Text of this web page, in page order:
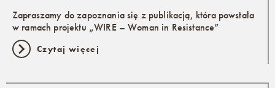
Zapraszamy do zapoznania się z publikacją, która powstała
w ramach projektu „WIRE – Woman in Resistance”
Czytaj więcej